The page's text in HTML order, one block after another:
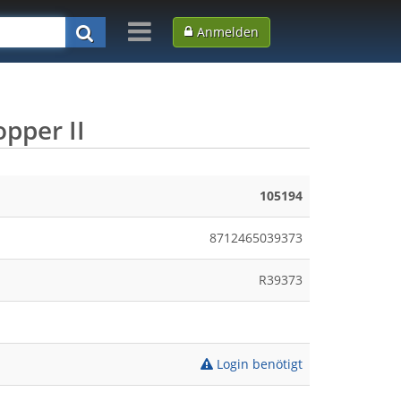
Anmelden
II
105194
8712465039373
R39373
Login benötigt